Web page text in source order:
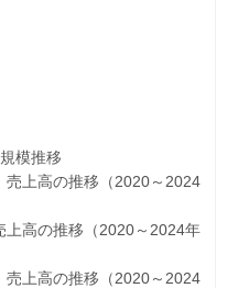
模推移
上高の推移（2020～2024
高の推移（2020～2024年
上高の推移（2020～2024